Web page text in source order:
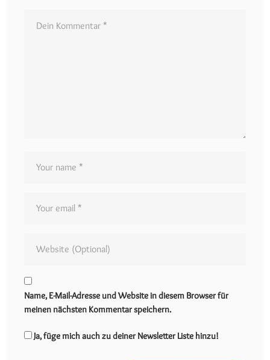
Name, E-Mail-Adresse und Website in diesem Browser für
meinen nächsten Kommentar speichern.
Ja, füge mich auch zu deiner Newsletter Liste hinzu!